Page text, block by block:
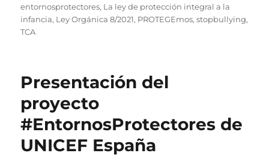
entornosprotectores, La ley de protección integral a la
infancia, Ley Orgánica 8/2021, PROTEGEmos,stopbullying,
TCA
Presentación del
proyecto
#EntornosProtectores de
UNICEF España